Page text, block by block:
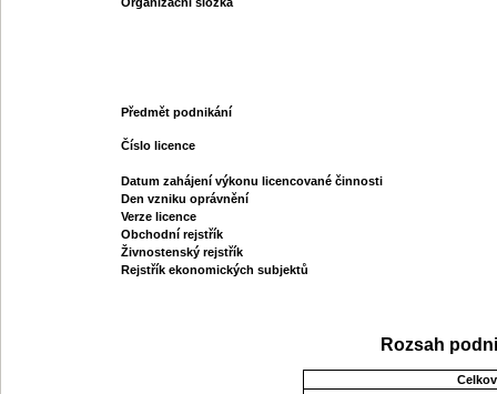
Předmět podnikání
Číslo licence
Datum zahájení výkonu licencované činnosti
Den vzniku oprávnění
Verze licence
Obchodní rejstřík
Živnostenský rejstřík
Rejstřík ekonomických subjektů
Rozsah